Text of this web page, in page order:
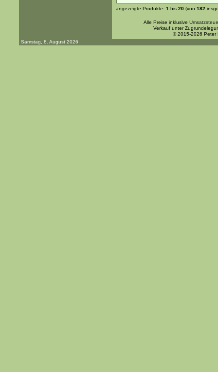
angezeigte Produkte: 1 bis 20 (von 182
Alle Preise inklusive
Verkauf unter
© 2015-2026 Peter
Samstag, 8. August 2026